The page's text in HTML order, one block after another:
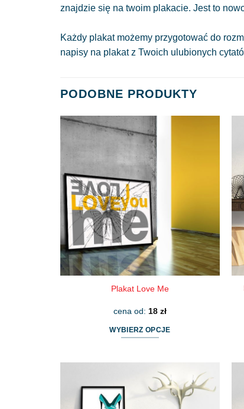
znajdzie się na twoim plakacie. Jest to
Każdy plakat możemy przygotować do
napisy na plakat z Twoich ulubionych
PODOBNE PRODUKTY
Plakat Love Me
cena od: 18 zł
WYBIERZ OPCJE
wiele
wariantów.